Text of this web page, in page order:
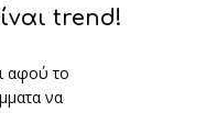
trend!
αφού το
να